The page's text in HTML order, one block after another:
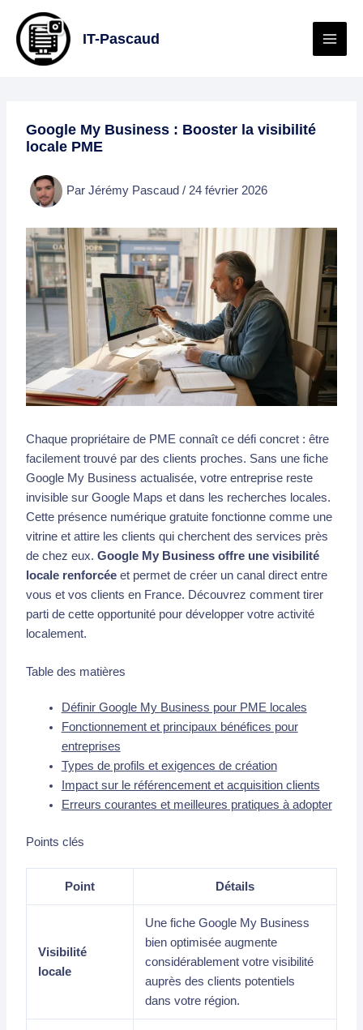
contenu
IT-Pascaud
Google My Business : Booster la visibilité
locale PME
Par Jérémy Pascaud / 24 février 2026
Chaque propriétaire de PME connaît ce défi concret : être
facilement trouvé par des clients proches. Sans une fiche
Google My Business actualisée, votre entreprise reste
invisible sur Google Maps et dans les recherches locales.
Cette présence numérique gratuite fonctionne comme une
vitrine et attire les clients qui cherchent des services près
de chez eux. Google My Business offre une visibilité
locale renforcéeet permet de créer un canal direct entre
vous et vos clients en France. Découvrez comment tirer
parti de cette opportunité pour développer votre activité
localement.
Table des matières
Définir Google My Business pour PME locales
Fonctionnement et principaux bénéfices pour
entreprises
Types de profils et exigences de création
Impact sur le référencement et acquisition clients
Erreurs courantes et meilleures pratiques à adopter
Points clés
Point Détails
Visibilité
locale
Une fiche Google My Business
bien optimisée augmente
considérablement votre visibilité
auprès des clients potentiels
dans votre région.